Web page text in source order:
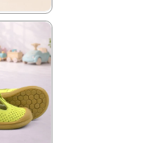
1.399,90 ₺
Ücretsiz
Kargo